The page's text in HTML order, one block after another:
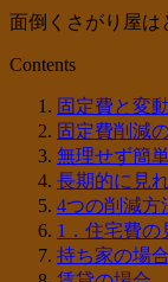
面倒くさがり屋は
Contents
固定費と変
固定費削減
無理せず簡
長期的に見
4つの削減方
1．住宅費の
持ち家の場合